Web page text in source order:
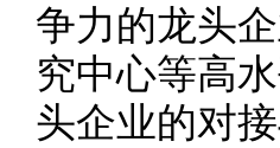
争力的龙头
究中心等高
头企业的对